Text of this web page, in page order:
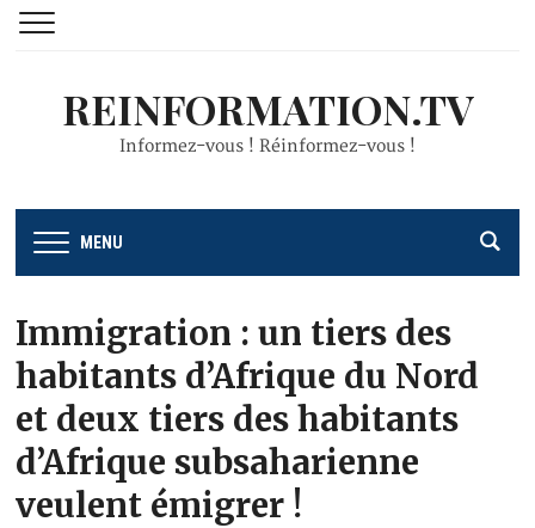
REINFORMATION.TV
Informez-vous ! Réinformez-vous !
MENU
Immigration : un tiers des
habitants d’Afrique du Nord
et deux tiers des habitants
d’Afrique subsaharienne
veulent émigrer !